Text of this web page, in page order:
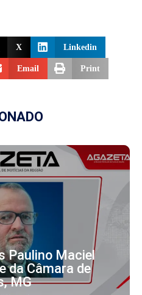
X Linkedin
Email Print
Paulino Maciel
da Câmara de
MG